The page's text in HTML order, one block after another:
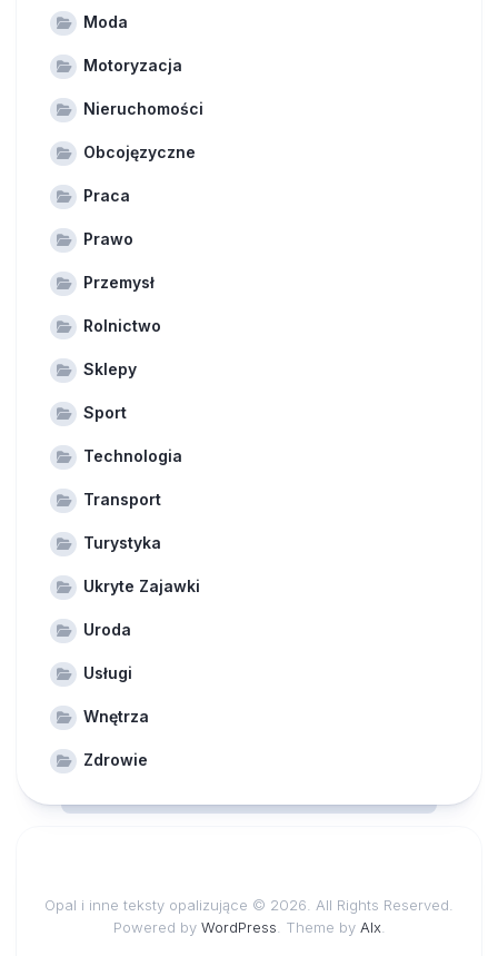
Moda
Motoryzacja
Nieruchomości
Obcojęzyczne
Praca
Prawo
Przemysł
Rolnictwo
Sklepy
Sport
Technologia
Transport
Turystyka
Ukryte Zajawki
Uroda
Usługi
Wnętrza
Zdrowie
Opal i inne teksty opalizujące © 2026. All Rights Reserved.
Powered by WordPress . Theme by Alx